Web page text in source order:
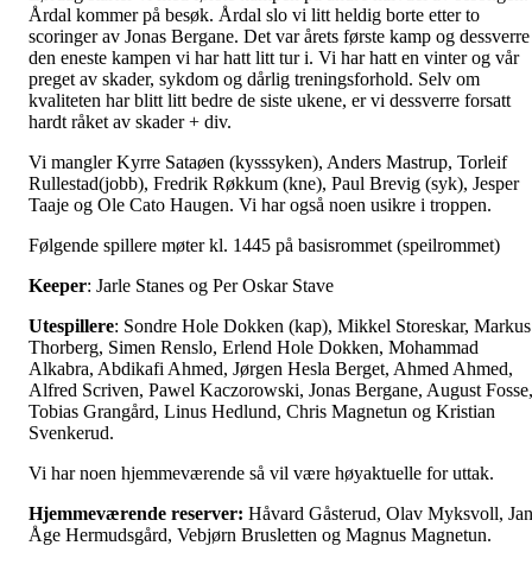
Årdal kommer på besøk. Årdal slo vi litt heldig borte etter to
scoringer av Jonas Bergane. Det var årets første kamp og dessverre
den eneste kampen vi har hatt litt tur i. Vi har hatt en vinter og vår
preget av skader, sykdom og dårlig treningsforhold. Selv om
kvaliteten har blitt litt bedre de siste ukene, er vi dessverre forsatt
hardt råket av skader + div.
Vi mangler Kyrre Sataøen (kysssyken), Anders Mastrup, Torleif
Rullestad(jobb), Fredrik Røkkum (kne), Paul Brevig (syk), Jesper
Taaje og Ole Cato Haugen. Vi har også noen usikre i troppen.
Følgende spillere møter kl. 1445 på basisrommet (speilrommet)
Keeper: Jarle Stanes og Per Oskar Stave
Utespillere: Sondre Hole Dokken (kap), Mikkel Storeskar, Markus
Thorberg, Simen Renslo, Erlend Hole Dokken, Mohammad
Alkabra, Abdikafi Ahmed, Jørgen Hesla Berget, Ahmed Ahmed,
Alfred Scriven, Pawel Kaczorowski, Jonas Bergane, August Fosse,
Tobias Grangård, Linus Hedlund, Chris Magnetun og Kristian
Svenkerud.
Vi har noen hjemmeværende så vil være høyaktuelle for uttak.
Hjemmeværende reserver: Håvard Gåsterud, Olav Myksvoll, Jan
Åge Hermudsgård, Vebjørn Brusletten og Magnus Magnetun.